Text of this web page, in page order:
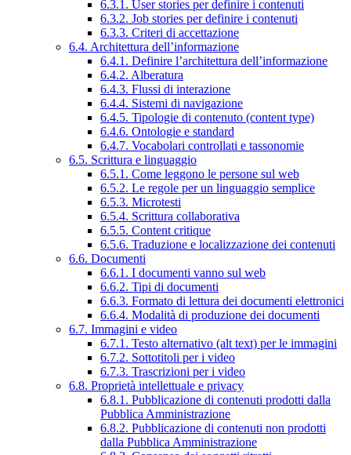
6.3.1. User stories per definire i contenuti
6.3.2. Job stories per definire i contenuti
6.3.3. Criteri di accettazione
6.4. Architettura dell’informazione
6.4.1. Definire l’architettura dell’informazione
6.4.2. Alberatura
6.4.3. Flussi di interazione
6.4.4. Sistemi di navigazione
6.4.5. Tipologie di contenuto (content type)
6.4.6. Ontologie e standard
6.4.7. Vocabolari controllati e tassonomie
6.5. Scrittura e linguaggio
6.5.1. Come leggono le persone sul web
6.5.2. Le regole per un linguaggio semplice
6.5.3. Microtesti
6.5.4. Scrittura collaborativa
6.5.5. Content critique
6.5.6. Traduzione e localizzazione dei contenuti
6.6. Documenti
6.6.1. I documenti vanno sul web
6.6.2. Tipi di documenti
6.6.3. Formato di lettura dei documenti elettronici
6.6.4. Modalità di produzione dei documenti
6.7. Immagini e video
6.7.1. Testo alternativo (alt text) per le immagini
6.7.2. Sottotitoli per i video
6.7.3. Trascrizioni per i video
6.8. Proprietà intellettuale e privacy
6.8.1. Pubblicazione di contenuti prodotti dalla
Pubblica Amministrazione
6.8.2. Pubblicazione di contenuti non prodotti
dalla Pubblica Amministrazione